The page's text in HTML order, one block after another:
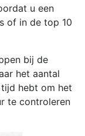
u een
of in de top 10
bij de
het aantal
tijd hebt om het
te controleren